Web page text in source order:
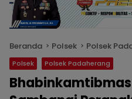
Beranda Polsek Polsek
Polsek Polsek Padaherang